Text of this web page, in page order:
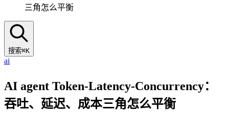
三角怎么平衡
搜索⌘K
ai
AI agent Token-Latency-Concurrency：
吞吐、延迟、成本三角怎么平衡